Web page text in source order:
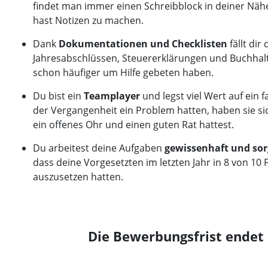
findet man immer einen Schreibblock in deiner
hast Notizen zu machen.
Dank Dokumentationen und Checklisten fällt dir
Jahresabschlüssen, Steuererklärungen und
schon häufiger um Hilfe gebeten haben.
Du bist ein Teamplayer und legst viel Wert auf ein
der Vergangenheit ein Problem hatten, haben sie
ein offenes Ohr und einen guten Rat hattest.
Du arbeitest deine Aufgaben gewissenhaft und
dass deine Vorgesetzten im letzten Jahr in 8 von
auszusetzen hatten.
Die Bewerbungsfrist